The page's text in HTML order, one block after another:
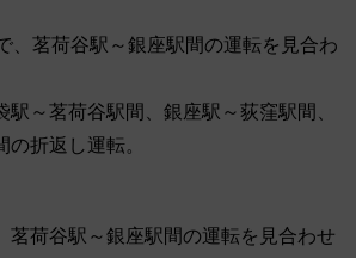
、茗荷谷駅～銀座駅間の運転を見合わ
駅～茗荷谷駅間、銀座駅～荻窪駅間、
折返し運転。
茗荷谷駅～銀座駅間の運転を見合わせ